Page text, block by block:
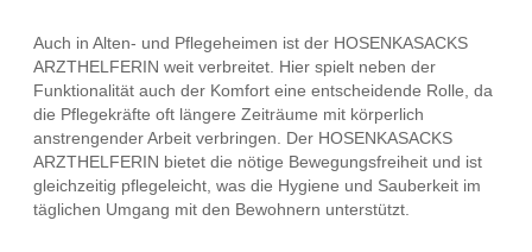
Auch in Alten- und Pflegeheimen ist der HOSENKASACKS
ARZTHELFERIN weit verbreitet. Hier spielt neben der
Funktionalität auch der Komfort eine entscheidende Rolle, da
die Pflegekräfte oft längere Zeiträume mit körperlich
anstrengender Arbeit verbringen. Der HOSENKASACKS
ARZTHELFERIN bietet die nötige Bewegungsfreiheit und ist
gleichzeitig pflegeleicht, was die Hygiene und Sauberkeit im
täglichen Umgang mit den Bewohnern unterstützt.